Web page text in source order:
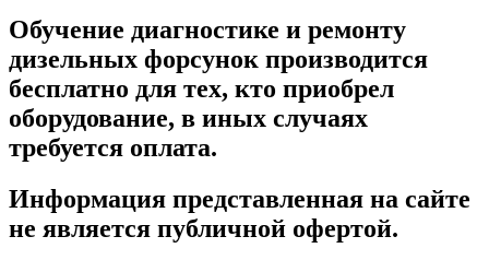
Обучение диагностике и ремонту
дизельных форсунок производится
бесплатно для тех, кто приобрел
оборудование, в иных случаях
требуется оплата.
Информация представленная на сайте
не является публичной офертой.